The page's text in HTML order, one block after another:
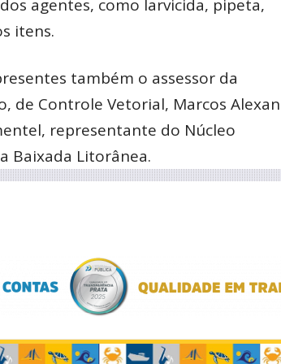
agentes, como larvicida, pipeta,
itens.
também o assessor da
de Controle Vetorial, Marcos
representante do Núcleo
Baixada Litorânea.